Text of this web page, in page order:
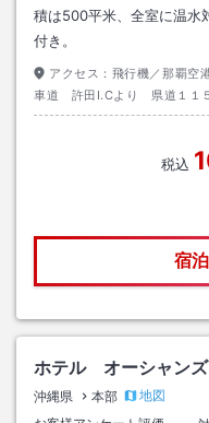
積は500平米、全室に温水
付き。
アクセス： 飛行機／那覇空
車道 許田I.Cより 県道１１５
税込
宿
ホテル オーシャン
沖縄県 本部
地図